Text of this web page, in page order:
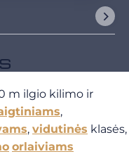
m ilgio kilimo ir
,
, vidutinės klasės,
orlaiviams